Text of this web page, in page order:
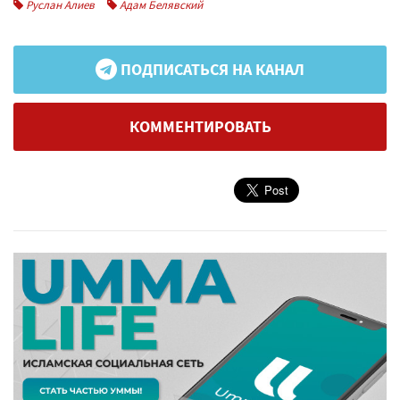
Руслан Алиев Адам Белявский
ПОДПИСАТЬСЯ НА КАНАЛ
КОММЕНТИРОВАТЬ